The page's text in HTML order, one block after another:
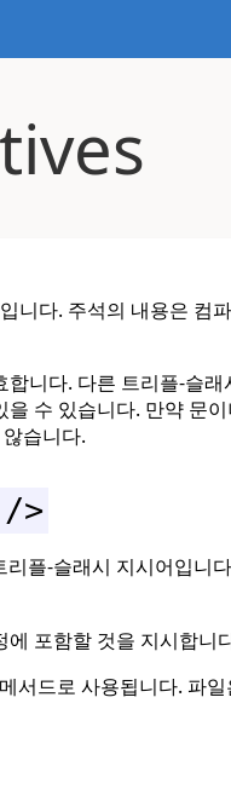
니다. 주석의 내용은 컴
니다. 다른 트리플-슬
수 있습니다. 만약 문
습니다.
>
플-슬래시 지시어입니
포함할 것을 지시합니
서드로 사용됩니다. 파